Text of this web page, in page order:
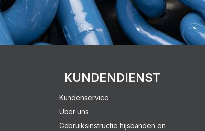
KUNDENDIENST
Kundenservice
Über uns
Gebruiksinstructie hijsbanden en